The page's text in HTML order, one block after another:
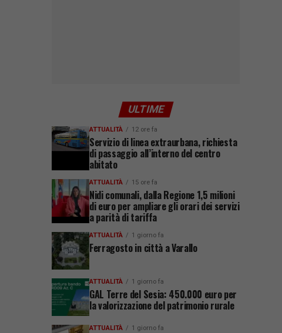
ULTIME
ATTUALITÀ 12 ore fa
Servizio di linea extraurbana, richiesta
di passaggio all’interno del centro
abitato
ATTUALITÀ 15 ore fa
Nidi comunali, dalla Regione 1,5 milioni
di euro per ampliare gli orari dei servizi
a parità di tariffa
ATTUALITÀ 1 giorno fa
Ferragosto in città a Varallo
ATTUALITÀ 1 giorno fa
GAL Terre del Sesia: 450.000 euro per
la valorizzazione del patrimonio rurale
ATTUALITÀ 1 giorno fa